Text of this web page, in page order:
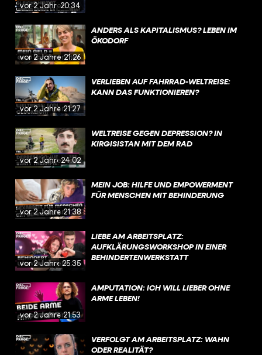
vor 2 Jahren20:34
vor 2 Jahren21:26
ANDERS ALS KAPITALISMUS? LEBEN IM
ÖKODORF
vor 2 Jahren21:27
VERLIEBEN AUF FAHRRAD-WELTREISE:
KANN DAS FUNKTIONIEREN?
vor 2 Jahren24:02
WELTREISE GEGEN DEPRESSION? IN
KIRGISISTAN MIT DEM RAD
vor 2 Jahren21:38
MEIN JOB: HILFE UND EMPOWERMENT
FÜR MENSCHEN MIT BEHINDERUNG
vor 2 Jahren25:35
LIEBE AM ARBEITSPLATZ:
AUFKLÄRUNGSWORKSHOP IN EINER
BEHINDERTENWERKSTATT
vor 2 Jahren21:53
AMPUTATION: ICH WILL LIEBER OHNE
ARME LEBEN!
VERFOLGT AM ARBEITSPLATZ: WAHN
ODER REALITÄT?